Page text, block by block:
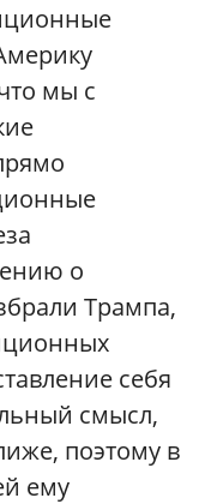
мы с
о
Трампа,
себя
смысл,
поэтому в
ему